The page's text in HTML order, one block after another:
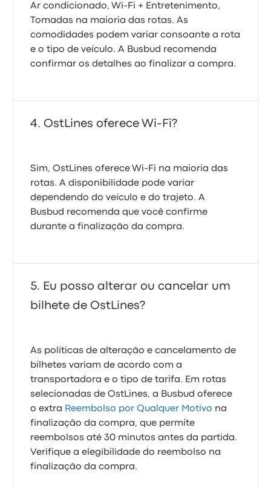
Ar condicionado, Wi-Fi + Entretenimento,
Tomadas na maioria das rotas. As
comodidades podem variar consoante a rota
e o tipo de veículo. A Busbud recomenda
confirmar os detalhes ao finalizar a compra.
OstLines oferece Wi-Fi?
Sim, OstLines oferece Wi-Fi na maioria das
rotas. A disponibilidade pode variar
dependendo do veículo e do trajeto. A
Busbud recomenda que você confirme
durante a finalização da compra.
Eu posso alterar ou cancelar um
bilhete de OstLines?
As políticas de alteração e cancelamento de
bilhetes variam de acordo com a
transportadora e o tipo de tarifa. Em rotas
selecionadas de OstLines, a Busbud oferece
o extra Reembolso por Qualquer Motivo na
finalização da compra, que permite
reembolsos até 30 minutos antes da partida.
Verifique a elegibilidade do reembolso na
finalização da compra.